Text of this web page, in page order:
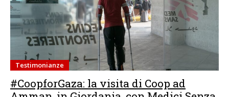
Testimonianze
#CoopforGaza: la visita di Coop ad